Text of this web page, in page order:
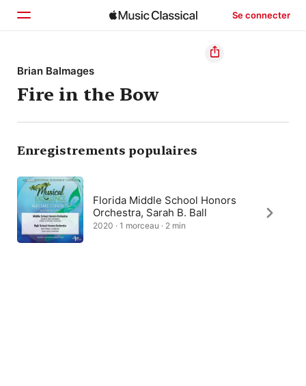
Se connecter
Accueil
Parcourir
Rechercher
Brian Balmages
Fire in the Bow
Enregistrements populaires
Florida Middle School Honors
Orchestra, Sarah B. Ball
2020 · 1 morceau · 2 min